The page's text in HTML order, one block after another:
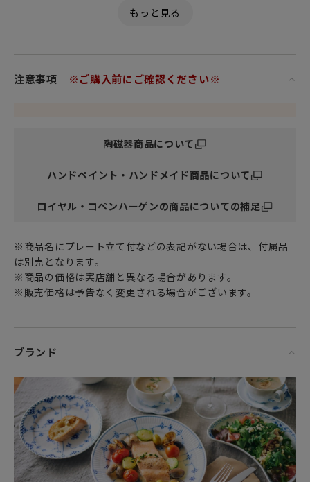
ドの雰囲気を残しつつもエレガントに仕上げられています。
ボーンチャイナでありながら、通常の磁器よりも半透明がか
注意事項 ※ご購入前にご確認ください※
陶磁器商品について
ハンドペイント・ハンドメイド商品について
ロイヤル・コペンハーゲンの商品についての補足
※商品名にプレート立て付などの表記がない場合は、付属品
は別売となります。
※商品の価格は実店舗と異なる場合があります。
※販売価格は予告なく変更される場合がございます。
ブランド